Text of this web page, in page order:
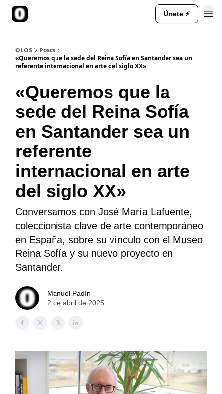
Únete ⚡
OLOS
Posts
«Queremos que la sede del Reina Sofía en Santander sea un
referente internacional en arte del siglo XX»
«Queremos que la
sede del Reina Sofía
en Santander sea un
referente
internacional en arte
del siglo XX»
Conversamos con José María Lafuente,
coleccionista clave de arte contemporáneo
en España, sobre su vínculo con el Museo
Reina Sofía y su nuevo proyecto en
Santander.
Manuel Padín
2 de abril de 2025